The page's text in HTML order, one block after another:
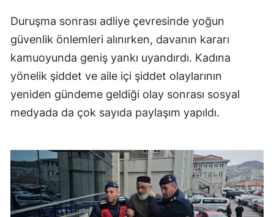
Duruşma sonrası adliye çevresinde yoğun
güvenlik önlemleri alınırken, davanın kararı
kamuoyunda geniş yankı uyandırdı. Kadına
yönelik şiddet ve aile içi şiddet olaylarının
yeniden gündeme geldiği olay sonrası sosyal
medyada da çok sayıda paylaşım yapıldı.